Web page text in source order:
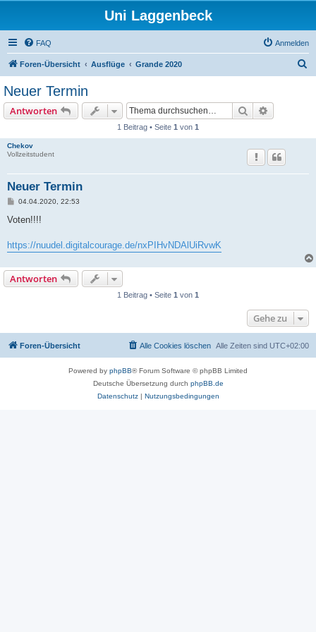
Uni Laggenbeck
FAQ Anmelden
Foren-Übersicht Ausflüge Grande 2020
Neuer Termin
Antworten Suche
1 Beitrag • Seite 1 von 1
Chekov
Vollzeitstudent
Neuer Termin
B
i
a
g
04.04.2020, 22:53
Voten!!!!
https://nuudel.digitalcourage.de/nxPIHvNDAlUiRvwK
Antworten
1 Beitrag • Seite 1 von 1
Gehe zu
Foren-Übersicht Alle Zeiten sind UTC+02:00
Alle Cookies löschen
Powered by phpBB® Forum Software © phpBB Limited
Deutsche Übersetzung durch phpBB.de
Datenschutz| Nutzungsbedingungen